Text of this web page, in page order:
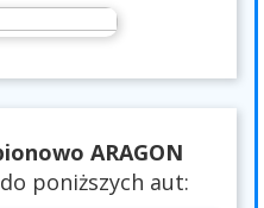
ARAGON
poniższych aut: